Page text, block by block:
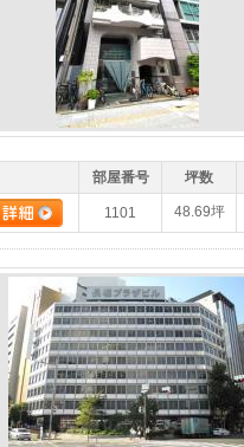
部屋番号 坪数
1101 48.69坪